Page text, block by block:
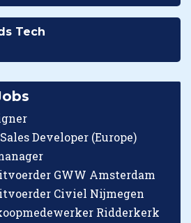
Tech
Developer (Europe)
GWW Amsterdam
Civiel Nijmegen
Ridderkerk